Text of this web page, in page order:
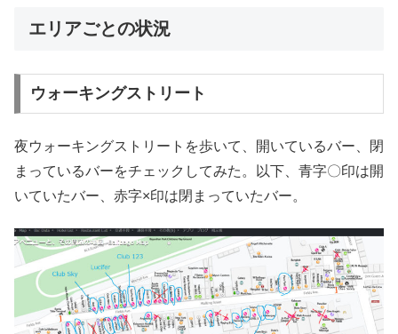
エリアごとの状況
ウォーキングストリート
夜ウォーキングストリートを歩いて、開いているバー、閉
まっているバーをチェックしてみた。以下、青字〇印は開
いていたバー、赤字×印は閉まっていたバー。